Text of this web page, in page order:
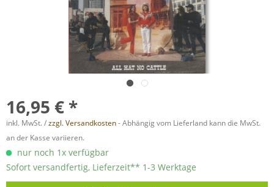
16,95 € *
inkl. MwSt. /zzgl. Versandkosten- Abhängig vom Lieferland kann die MwSt.
an der Kasse variieren.
nur noch 1x verfügbar
Sofort versandfertig, Lieferzeit** 1-3 Werktage